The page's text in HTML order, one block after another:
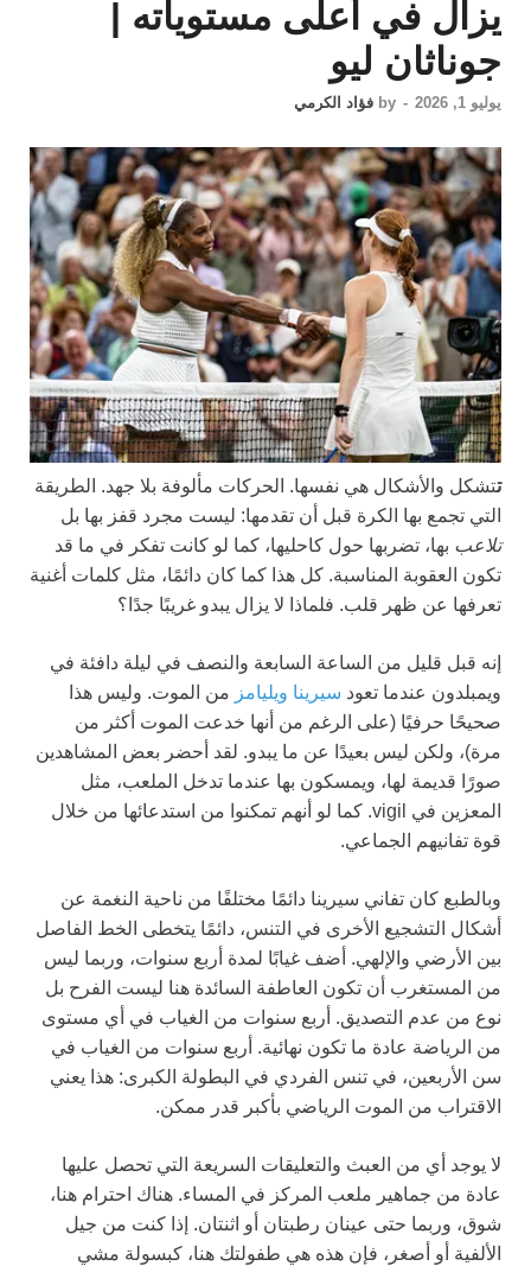
يزال في أعلى مستوياته |
جوناثان ليو
يوليو 1, 2026 -
by فؤاد الكرمي
تتشكل والأشكال هي نفسها. الحركات مألوفة بلا جهد. الطريقة
التي تجمع بها الكرة قبل أن تقدمها: ليست مجرد قفز بها بل
تلاعب بها، تضربها حول كاحليها، كما لو كانت تفكر في ما قد
تكون العقوبة المناسبة. كل هذا كما كان دائمًا، مثل كلمات أغنية
تعرفها عن ظهر قلب. فلماذا لا يزال يبدو غريبًا جدًا؟
إنه قبل قليل من الساعة السابعة والنصف في ليلة دافئة في
ويمبلدون عندما تعود سيرينا ويليامز من الموت. وليس هذا
صحيحًا حرفيًا (على الرغم من أنها خدعت الموت أكثر من
مرة)، ولكن ليس بعيدًا عن ما يبدو. لقد أحضر بعض المشاهدين
صورًا قديمة لها، ويمسكون بها عندما تدخل الملعب، مثل
المعزين في vigil. كما لو أنهم تمكنوا من استدعائها من خلال
قوة تفانيهم الجماعي.
وبالطبع كان تفاني سيرينا دائمًا مختلفًا من ناحية النغمة عن
أشكال التشجيع الأخرى في التنس، دائمًا يتخطى الخط الفاصل
بين الأرضي والإلهي. أضف غيابًا لمدة أربع سنوات، وربما ليس
من المستغرب أن تكون العاطفة السائدة هنا ليست الفرح بل
نوع من عدم التصديق. أربع سنوات من الغياب في أي مستوى
من الرياضة عادة ما تكون نهائية. أربع سنوات من الغياب في
سن الأربعين، في تنس الفردي في البطولة الكبرى: هذا يعني
الاقتراب من الموت الرياضي بأكبر قدر ممكن.
لا يوجد أي من العبث والتعليقات السريعة التي تحصل عليها
عادة من جماهير ملعب المركز في المساء. هناك احترام هنا،
شوق، وربما حتى عينان رطبتان أو اثنتان. إذا كنت من جيل
الألفية أو أصغر، فإن هذه هي طفولتك هنا، كبسولة مشي